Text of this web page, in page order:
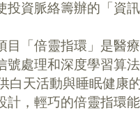
投資脈絡籌辦的「資
目「倍靈指環」是醫
號處理和深度學習算
白天活動與睡眠健康
計，輕巧的倍靈指環